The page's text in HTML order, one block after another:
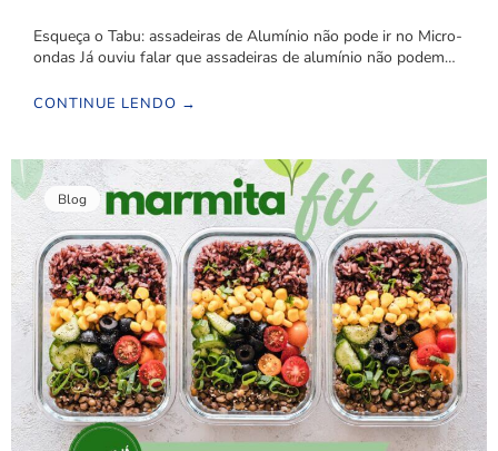
Esqueça o Tabu: assadeiras de Alumínio não pode ir no Micro-
ondas Já ouviu falar que assadeiras de alumínio não podem…
CONTINUE LENDO →
Blog